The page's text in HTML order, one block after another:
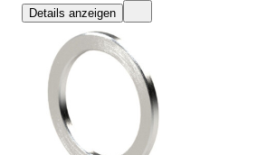
Details anzeigen